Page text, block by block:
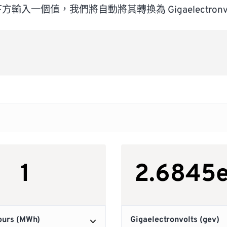
輸入一個值，我們將自動將其轉換為